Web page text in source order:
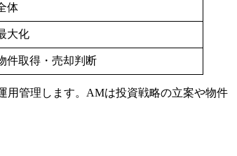
体
大化
件取得・売却判断
用管理します。AMは投資戦略の立案や物件